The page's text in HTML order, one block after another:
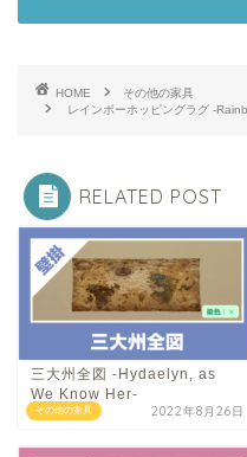
HOME
その他の家具
レインボーホッピングラグ -
RELATED POST
その他の家具
三大州全図 -Hydaelyn, as
We Know Her-
2022年8月26日